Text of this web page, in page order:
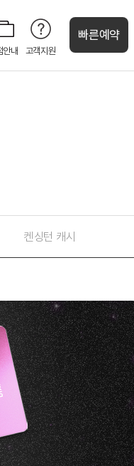
안내 고객지원
빠른예약
오션뷰
켄싱턴 캐시